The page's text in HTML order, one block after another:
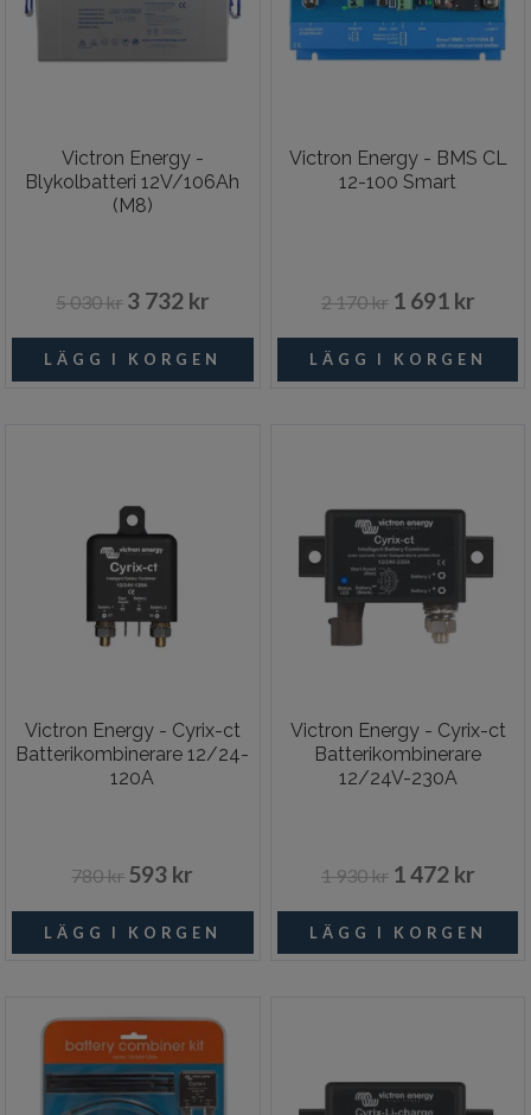
Victron Energy -
Blykolbatteri 12V/106Ah
(M8)
5 030 kr 3 732 kr
Victron Energy - BMS CL
12-100 Smart
2 170 kr 1 691 kr
Victron Energy - Cyrix-ct
Batterikombinerare 12/24-
120A
780 kr 593 kr
Victron Energy - Cyrix-ct
Batterikombinerare
12/24V-230A
1 930 kr 1 472 kr